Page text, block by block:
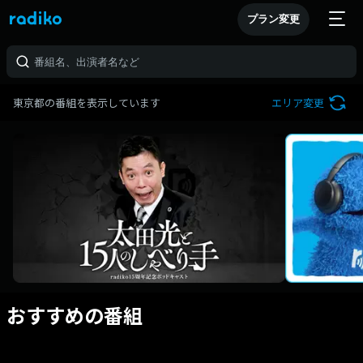
プラン変更
東京都の番組を表示しています エリア変更
おすすめの番組